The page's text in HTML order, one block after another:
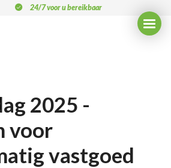
24/7 voor u bereikbaar
2025 -
voor
vastgoed